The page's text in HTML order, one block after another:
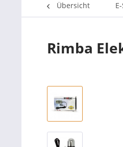
Übersicht
Rimba